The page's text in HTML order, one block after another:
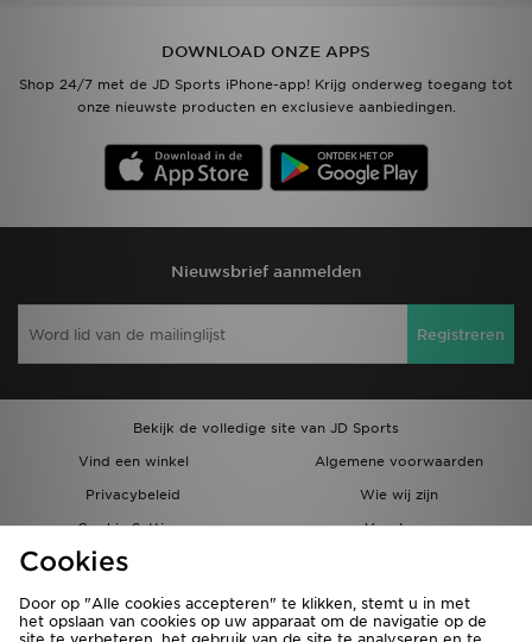
DOWNLOAD ONZE APPS
Shop 24/7 met de JD Sports iPhone-app! Krijg onderweg toegang tot
onze nieuwste producten en exclusieve aanbiedingen.
Nieuwsbrief aanmelden
Registreren
Bekijk de volledige site van JD Sports
Vind een winkel
Algemene voorwaarden
Privacybeleid
Wie wij zijn
Cookie Settings
Vacatures
Bestellingen en Levering
Cookies
Door op "Alle cookies accepteren" te klikken, stemt u in met
het opslaan van cookies op uw apparaat om de navigatie op de